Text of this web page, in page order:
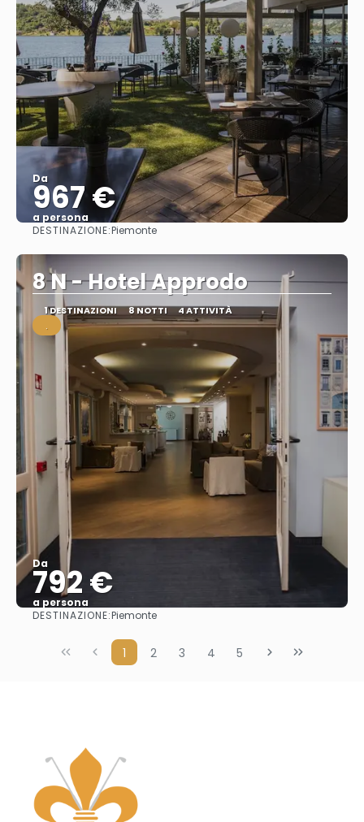
Da
967 €
a persona
DESTINAZIONE:Piemonte
8 N - Hotel Approdo
1 DESTINAZIONI 8 NOTTI 4 ATTIVITÀ
.
Da
792 €
a persona
DESTINAZIONE:Piemonte
1 2 3 4 5